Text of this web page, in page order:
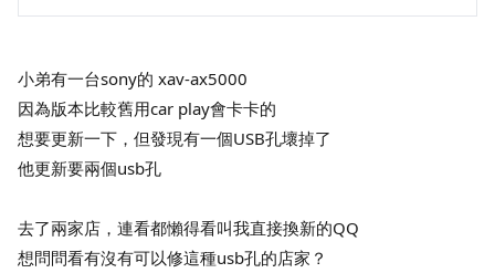
小弟有一台sony的 xav-ax5000
因為版本比較舊用car play會卡卡的
想要更新一下，但發現有一個USB孔壞掉了
他更新要兩個usb孔
去了兩家店，連看都懶得看叫我直接換新的QQ
想問問看有沒有可以修這種usb孔的店家？